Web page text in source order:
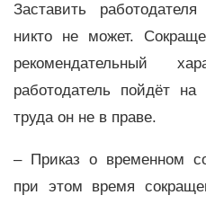
Заставить
никто не может.
рекомендательный
работодатель пойдёт на
труда он не в праве.
– Приказ о временном
при этом время